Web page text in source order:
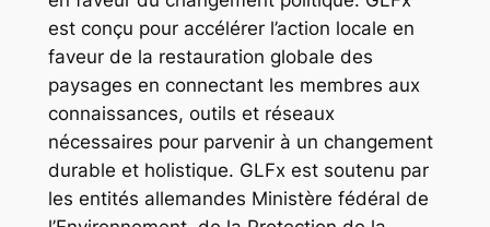
est conçu pour accélérer l’action locale en
faveur de la restauration globale des
paysages en connectant les membres aux
connaissances, outils et réseaux
nécessaires pour parvenir à un changement
durable et holistique. GLFx est soutenu par
les entités allemandes Ministère fédéral de